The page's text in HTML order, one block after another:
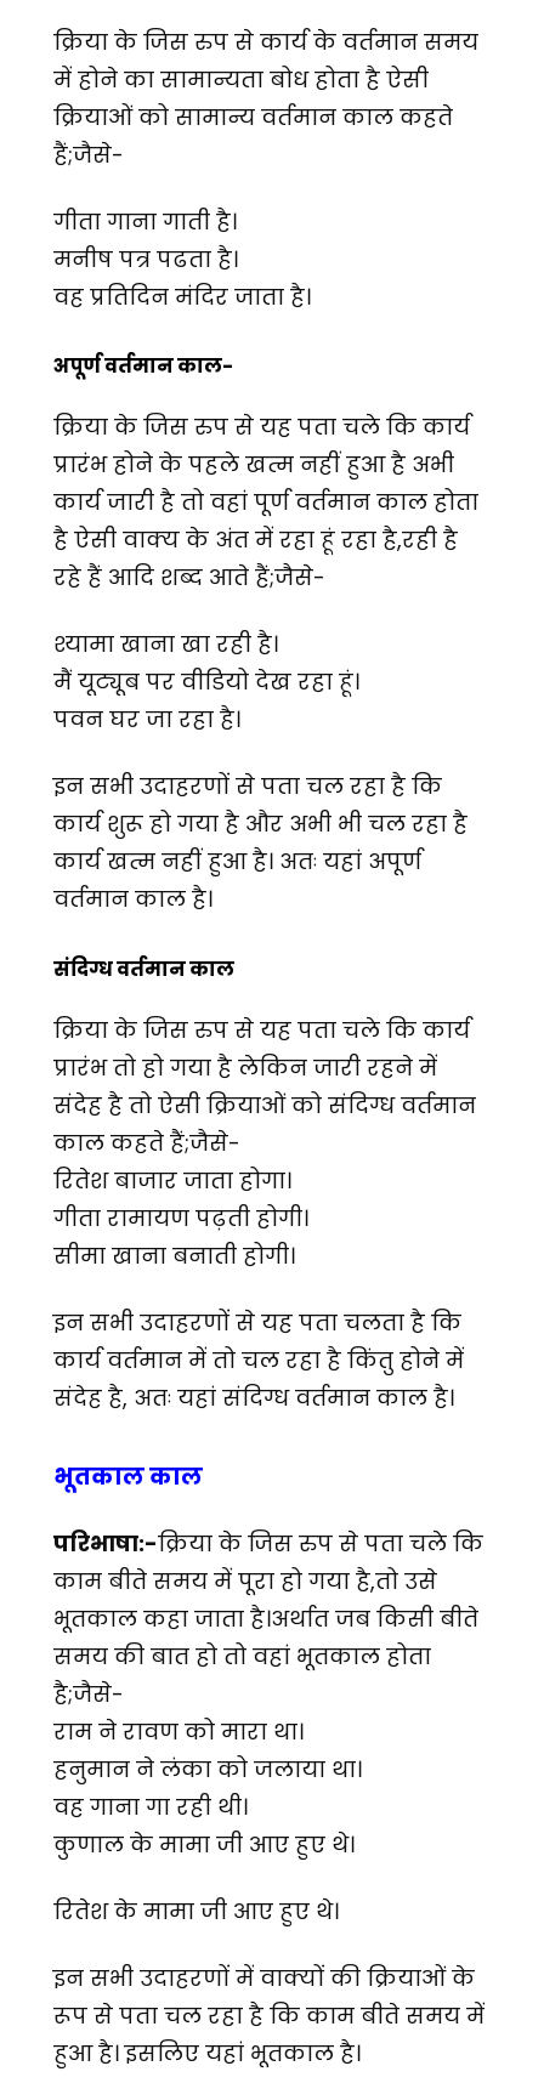
क्रिया के जिस रुप से कार्य के वर्तमान समय
में होने का सामान्यता बोध होता है ऐसी
क्रियाओं को सामान्य वर्तमान काल कहते
हैं;जैसे-
गीता गाना गाती है।
मनीष पत्र पढता है।
वह प्रतिदिन मंदिर जाता है।
अपूर्ण वर्तमान काल-
क्रिया के जिस रुप से यह पता चले कि कार्य
प्रारंभ होने के पहले खत्म नहीं हुआ है अभी
कार्य जारी है तो वहां पूर्ण वर्तमान काल होता
है ऐसी वाक्य के अंत में रहा हूं रहा है,रही है
रहे हैं आदि शब्द आते हैं;जैसे-
श्यामा खाना खा रही है।
मैं यूट्यूब पर वीडियो देख रहा हूं।
पवन घर जा रहा है।
इन सभी उदाहरणों से पता चल रहा है कि
कार्य शुरू हो गया है और अभी भी चल रहा है
कार्य खत्म नहीं हुआ है। अतः यहां अपूर्ण
वर्तमान काल है।
संदिग्ध वर्तमान काल
क्रिया के जिस रुप से यह पता चले कि कार्य
प्रारंभ तो हो गया है लेकिन जारी रहने में
संदेह है तो ऐसी क्रियाओं को संदिग्ध वर्तमान
काल कहते हैं;जैसे-
रितेश बाजार जाता होगा।
गीता रामायण पढ़ती होगी।
सीमा खाना बनाती होगी।
इन सभी उदाहरणों से यह पता चलता है कि
कार्य वर्तमान में तो चल रहा है किंतु होने में
संदेह है, अतः यहां संदिग्ध वर्तमान काल है।
भूतकाल काल
परिभाषा:-क्रिया के जिस रुप से पता चले कि
काम बीते समय में पूरा हो गया है,तो उसे
भूतकाल कहा जाता है।अर्थात जब किसी बीते
समय की बात हो तो वहां भूतकाल होता
है;जैसे-
राम ने रावण को मारा था।
हनुमान ने लंका को जलाया था।
वह गाना गा रही थी।
कुणाल के मामा जी आए हुए थे।
रितेश के मामा जी आए हुए थे।
इन सभी उदाहरणों में वाक्यों की क्रियाओं के
रूप से पता चल रहा है कि काम बीते समय में
हुआ है। इसलिए यहां भूतकाल है।